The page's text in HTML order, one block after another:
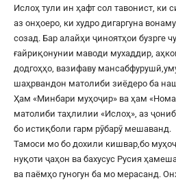
Ислоҳ тули ин ҳафт сол тавонист, ки
аз онҳоеро, ки худро дигаргуна
созад. Бар алайҳи ҷиноятҳои бузрге
ғайриқонунии маводи мухаддир,
додгоҳҳо, вазифаву
шаҳрвандон матолиби зиёдеро ба
Ҳам «Минбари муҳоҷир» ва ҳам
матолиби таҳлилии «Ислоҳ», аз
бо истиқболи гарм рӯбарӯ мешаванд.
Тамоси мо бо дохили кишвар,бо
нуқоти ҷаҳон ва бахусус Русия
ва паёмҳо гуногун ба мо мерасанд.